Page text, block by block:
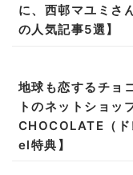
に、西邨マユミさ
の人気記事5選】
地球も恋するチョ
トのネットショッ
CHOCOLATE（
el特典】